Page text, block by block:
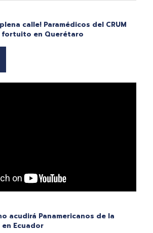
calle! Paramédicos del CRUM
en Querétaro
acudirá Panamericanos de la
Ecuador